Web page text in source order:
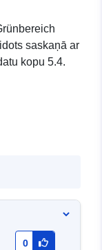
saskaņā ar
kopu 5.4.
0